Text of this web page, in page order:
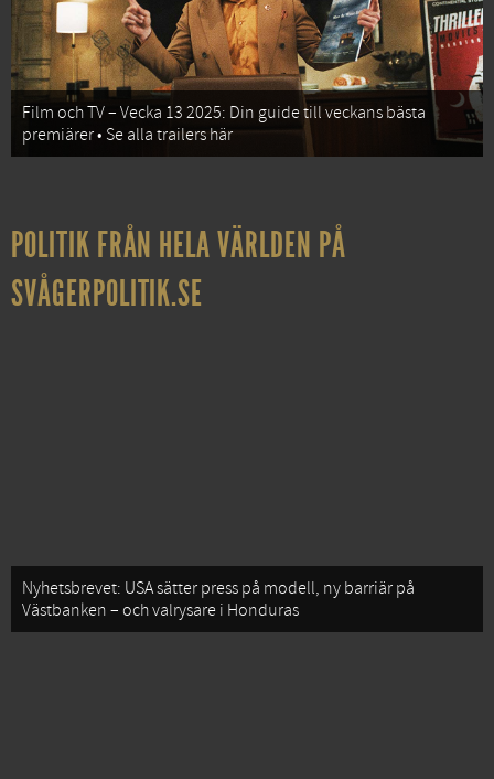
Film och TV – Vecka 13 2025: Din guide till veckans bästa
premiärer • Se alla trailers här
POLITIK FRÅN HELA VÄRLDEN PÅ
SVÅGERPOLITIK.SE
Nyhetsbrevet: USA sätter press på modell, ny barriär på
Västbanken – och valrysare i Honduras